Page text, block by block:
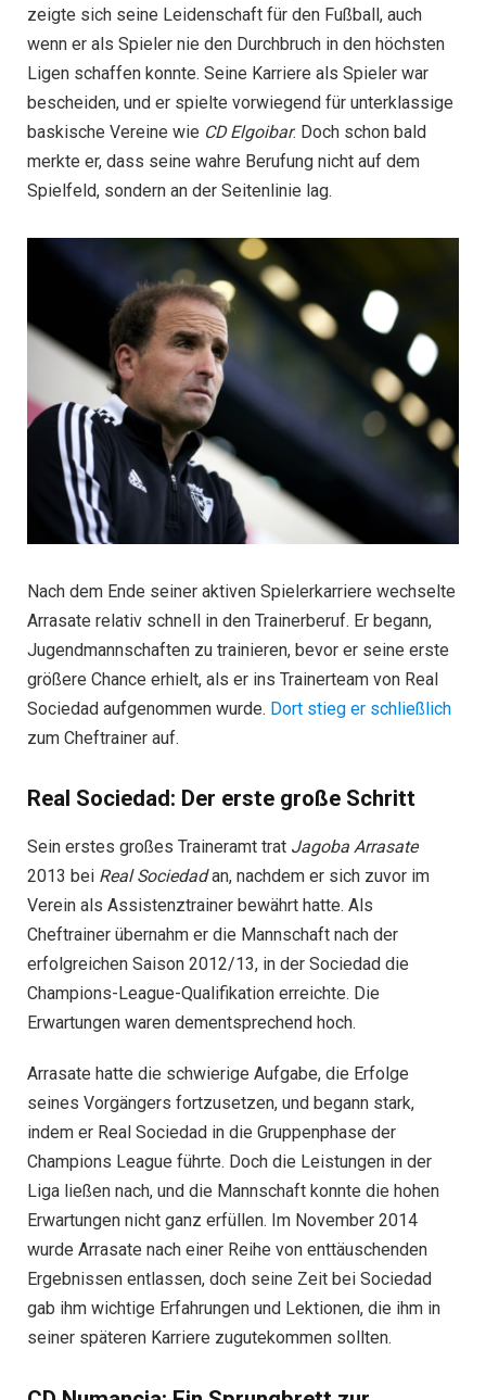
zeigte sich seine Leidenschaft für den Fußball, auch
wenn er als Spieler nie den Durchbruch in den höchsten
Ligen schaffen konnte. Seine Karriere als Spieler war
bescheiden, und er spielte vorwiegend für unterklassige
baskische Vereine wie CD Elgoibar. Doch schon bald
merkte er, dass seine wahre Berufung nicht auf dem
Spielfeld, sondern an der Seitenlinie lag.
Nach dem Ende seiner aktiven Spielerkarriere wechselte
Arrasate relativ schnell in den Trainerberuf. Er begann,
Jugendmannschaften zu trainieren, bevor er seine erste
größere Chance erhielt, als er ins Trainerteam von Real
Sociedad aufgenommen wurde. Dort stieg er schließlich
zum Cheftrainer auf.
Real Sociedad: Der erste große Schritt
Sein erstes großes Traineramt trat Jagoba Arrasate
2013 bei Real Sociedadan, nachdem er sich zuvor im
Verein als Assistenztrainer bewährt hatte. Als
Cheftrainer übernahm er die Mannschaft nach der
erfolgreichen Saison 2012/13, in der Sociedad die
Champions-League-Qualifikation erreichte. Die
Erwartungen waren dementsprechend hoch.
Arrasate hatte die schwierige Aufgabe, die Erfolge
seines Vorgängers fortzusetzen, und begann stark,
indem er Real Sociedad in die Gruppenphase der
Champions League führte. Doch die Leistungen in der
Liga ließen nach, und die Mannschaft konnte die hohen
Erwartungen nicht ganz erfüllen. Im November 2014
wurde Arrasate nach einer Reihe von enttäuschenden
Ergebnissen entlassen, doch seine Zeit bei Sociedad
gab ihm wichtige Erfahrungen und Lektionen, die ihm in
seiner späteren Karriere zugutekommen sollten.